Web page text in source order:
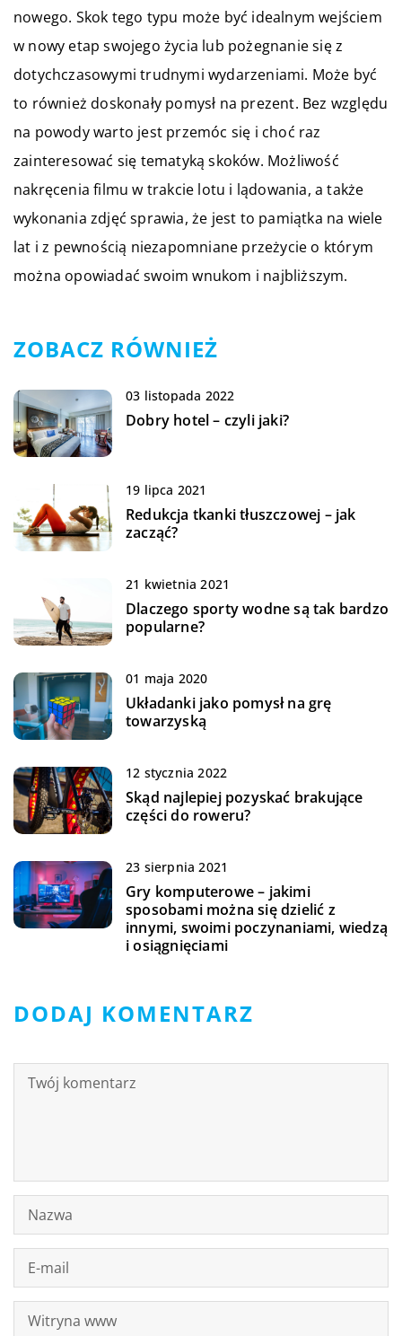
nowego. Skok tego typu może być idealnym wejściem
w nowy etap swojego życia lub pożegnanie się z
dotychczasowymi trudnymi wydarzeniami. Może być
to również doskonały pomysł na prezent. Bez względu
na powody warto jest przemóc się i choć raz
zainteresować się tematyką skoków. Możliwość
nakręcenia filmu w trakcie lotu i lądowania, a także
wykonania zdjęć sprawia, że jest to pamiątka na wiele
lat i z pewnością niezapomniane przeżycie o którym
można opowiadać swoim wnukom i najbliższym.
ZOBACZ RÓWNIEŻ
03 listopada 2022
Dobry hotel – czyli jaki?
19 lipca 2021
Redukcja tkanki tłuszczowej – jak
zacząć?
21 kwietnia 2021
Dlaczego sporty wodne są tak bardzo
popularne?
01 maja 2020
Układanki jako pomysł na grę
towarzyską
12 stycznia 2022
Skąd najlepiej pozyskać brakujące
części do roweru?
23 sierpnia 2021
Gry komputerowe – jakimi
sposobami można się dzielić z
innymi, swoimi poczynaniami, wiedzą
i osiągnięciami
DODAJ KOMENTARZ